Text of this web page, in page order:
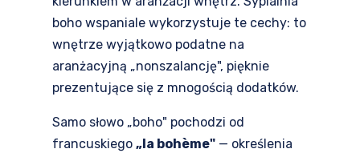
boho wspaniale wykorzystuje te cechy: to
wnętrze wyjątkowo podatne na
aranżacyjną „nonszalancję", pięknie
prezentujące się z mnogością dodatków.
Samo słowo „boho" pochodzi od
francuskiego „la bohème" — określenia